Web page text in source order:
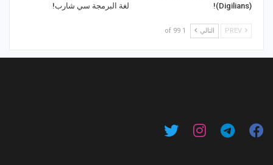
(Digilians)!
لغة البرمجة سي شارب!
التالي 1 of 99